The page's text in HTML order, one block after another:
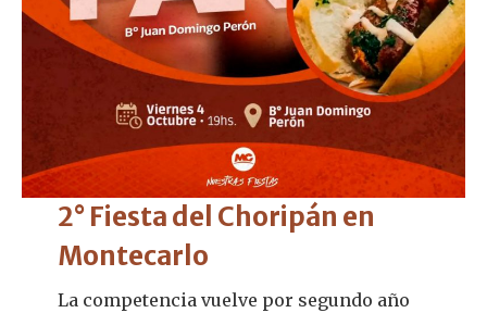
2° Fiesta del Choripán en
Montecarlo
La competencia vuelve por segundo año